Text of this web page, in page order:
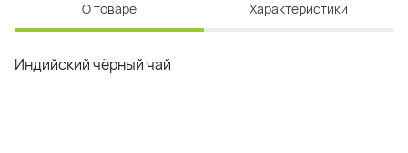
О товаре Характеристики
Индийский чёрный чай